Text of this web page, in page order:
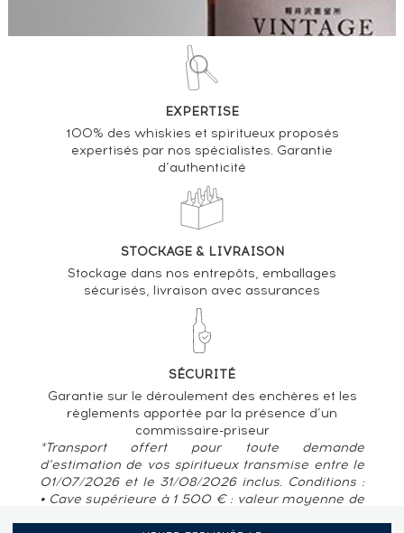
EXPERTISE
100% des whiskies et spiritueux proposés
expertisés par nos spécialistes. Garantie
d’authenticité
STOCKAGE & LIVRAISON
Stockage dans nos entrepôts, emballages
sécurisés, livraison avec assurances
SÉCURITÉ
Garantie sur le déroulement des enchères et les
règlements apportée par la présence d’un
commissaire-priseur
*Transport offert pour toute demande
d’estimation de vos spiritueux transmise entre le
01/07/2026 et le 31/08/2026 inclus. Conditions :
• Cave supérieure à 1 500 € : valeur moyenne de